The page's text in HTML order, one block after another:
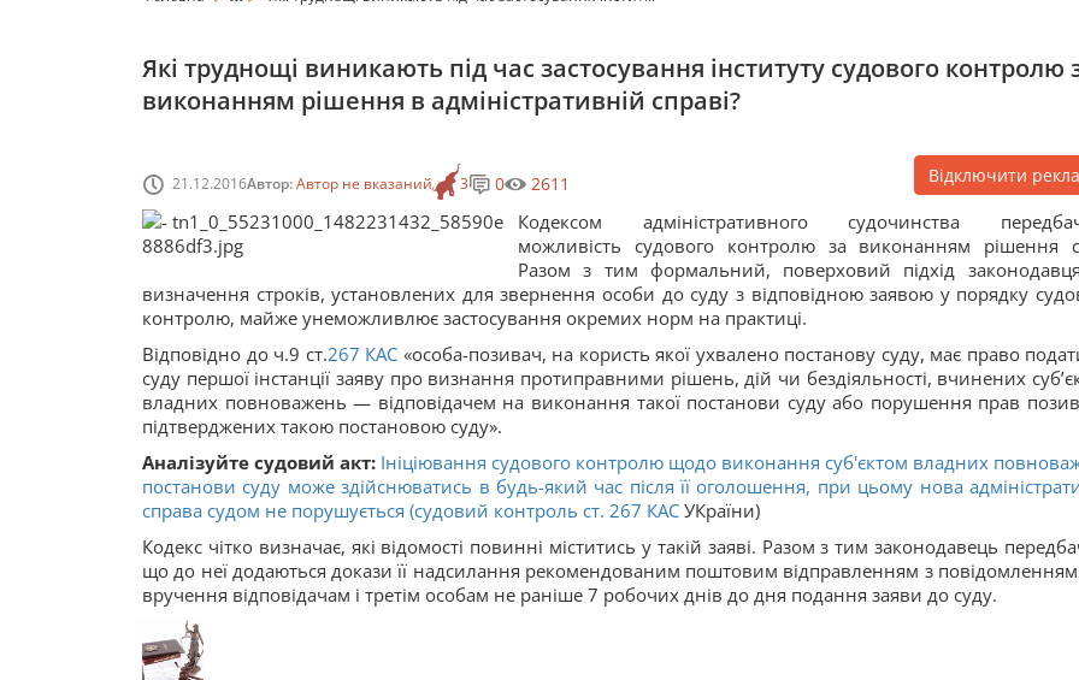
Які труднощі виникають під час застосування інституту судового контролю
виконанням рішення в адміністративній справі?
21.12.2016Автор:Автор не вказаний 3 0 2611 Відключити
Кодексом адміністративного судочинства
можливість судового контролю за виконанням рішення
Разом з тим формальний, поверховий підхід
визначення строків, установлених для звернення особи до суду з відповідною заявою у порядку
контролю, майже унеможливлює застосування окремих норм на практиці.
Відповідно до ч.9 ст.267 КАС «особа-позивач, на користь якої ухвалено постанову суду, має право
суду першої інстанції заяву про визнання протиправними рішень, дій чи бездіяльності, вчинених
владних повноважень — відповідачем на виконання такої постанови суду або порушення прав
підтверджених такою постановою суду».
Аналізуйте судовий акт: Ініціювання судового контролю щодо виконання суб'єктом владних
постанови суду може здійснюватись в будь-який час після її оголошення, при цьому нова
справа судом не порушується (судовий контроль ст. 267 КАС УКраїни)
Кодекс чітко визначає, які відомості повинні міститись у такій заяві. Разом з тим законодавець
що до неї додаються докази її надсилання рекомендованим поштовим відправленням з
вручення відповідачам і третім особам не раніше 7 робочих днів до дня подання заяви до суду.